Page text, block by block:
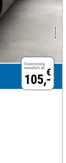
Finanzierung
monatlich ab €
105,-